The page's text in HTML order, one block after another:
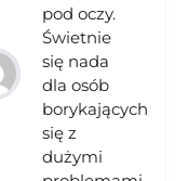
pod oczy.
Świetnie
się nada
dla osób
borykających
się z
dużymi